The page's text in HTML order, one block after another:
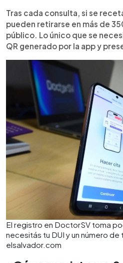
Tras cada consulta, si se
pueden retirarse en más de
público. Lo único que se
QR generado por la app y
El registro en DoctorSV toma
necesitás tu DUI y un número
elsalvador.com